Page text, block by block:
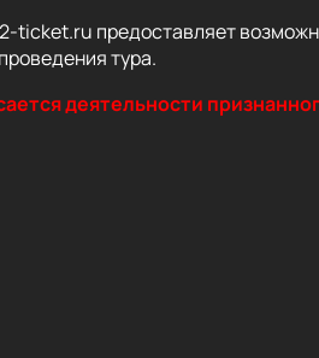
ticket.ru предоставляет
тура.
деятельности